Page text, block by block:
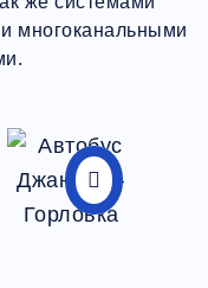
многоканальными